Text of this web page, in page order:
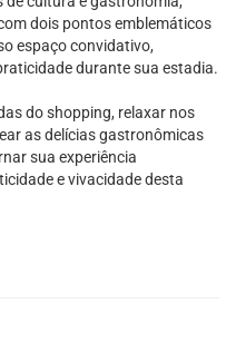
dois pontos emblemáticos
espaço convidativo,
durante sua estadia.
do shopping, relaxar nos
as delícias gastronômicas
sua experiência
e vivacidade desta